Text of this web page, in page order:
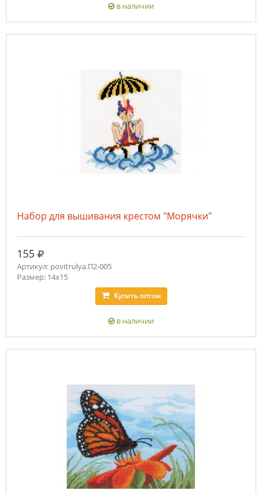
в наличии
Набор для вышивания крестом "Морячки"
155 руб.
Артикул: povitrulya.П2-005
Размер: 14х15
Купитьоптом
в наличии